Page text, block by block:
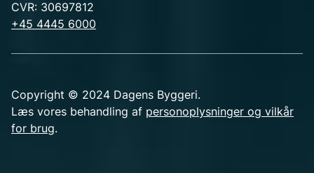
CVR: 30697812
+45 4445 6000
Copyright © 2024 Dagens Byggeri.
Læs vores behandling af personoplysninger og vilkår
for brug.